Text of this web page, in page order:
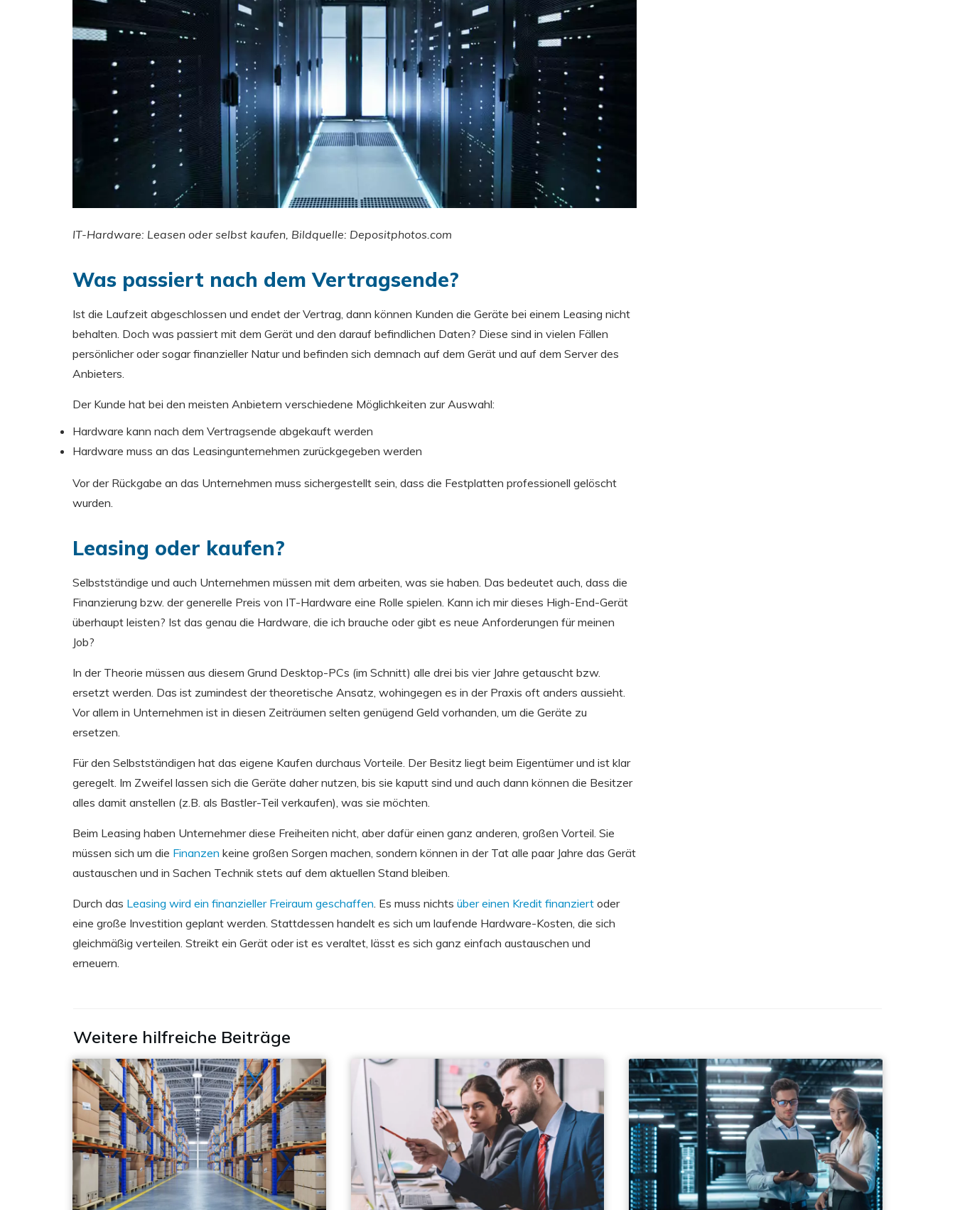
IT-Hardware: Leasen oder selbst kaufen, Bildquelle: Depositphotos.com
Was passiert nach dem Vertragsende?
Ist die Laufzeit abgeschlossen und endet der Vertrag, dann können Kunden die Geräte bei einem Leasing nicht
behalten. Doch was passiert mit dem Gerät und den darauf befindlichen Daten? Diese sind in vielen Fällen
persönlicher oder sogar finanzieller Natur und befinden sich demnach auf dem Gerät und auf dem Server des
Anbieters.
Der Kunde hat bei den meisten Anbietern verschiedene Möglichkeiten zur Auswahl:
Hardware kann nach dem Vertragsende abgekauft werden
Hardware muss an das Leasingunternehmen zurückgegeben werden
Vor der Rückgabe an das Unternehmen muss sichergestellt sein, dass die Festplatten professionell gelöscht
wurden.
Leasing oder kaufen?
Selbstständige und auch Unternehmen müssen mit dem arbeiten, was sie haben. Das bedeutet auch, dass die
Finanzierung bzw. der generelle Preis von IT-Hardware eine Rolle spielen. Kann ich mir dieses High-End-Gerät
überhaupt leisten? Ist das genau die Hardware, die ich brauche oder gibt es neue Anforderungen für meinen
Job?
In der Theorie müssen aus diesem Grund Desktop-PCs (im Schnitt) alle drei bis vier Jahre getauscht bzw.
ersetzt werden. Das ist zumindest der theoretische Ansatz, wohingegen es in der Praxis oft anders aussieht.
Vor allem in Unternehmen ist in diesen Zeiträumen selten genügend Geld vorhanden, um die Geräte zu
ersetzen.
Für den Selbstständigen hat das eigene Kaufen durchaus Vorteile. Der Besitz liegt beim Eigentümer und ist klar
geregelt. Im Zweifel lassen sich die Geräte daher nutzen, bis sie kaputt sind und auch dann können die Besitzer
alles damit anstellen (z.B. als Bastler-Teil verkaufen), was sie möchten.
Beim Leasing haben Unternehmer diese Freiheiten nicht, aber dafür einen ganz anderen, großen Vorteil. Sie
müssen sich um die Finanzen keine großen Sorgen machen, sondern können in der Tat alle paar Jahre das Gerät
austauschen und in Sachen Technik stets auf dem aktuellen Stand bleiben.
Durch das Leasing wird ein finanzieller Freiraum geschaffen. Es muss nichts über einen Kredit finanziert oder
eine große Investition geplant werden. Stattdessen handelt es sich um laufende Hardware-Kosten, die sich
gleichmäßig verteilen. Streikt ein Gerät oder ist es veraltet, lässt es sich ganz einfach austauschen und
erneuern.
Weitere hilfreiche Beiträge